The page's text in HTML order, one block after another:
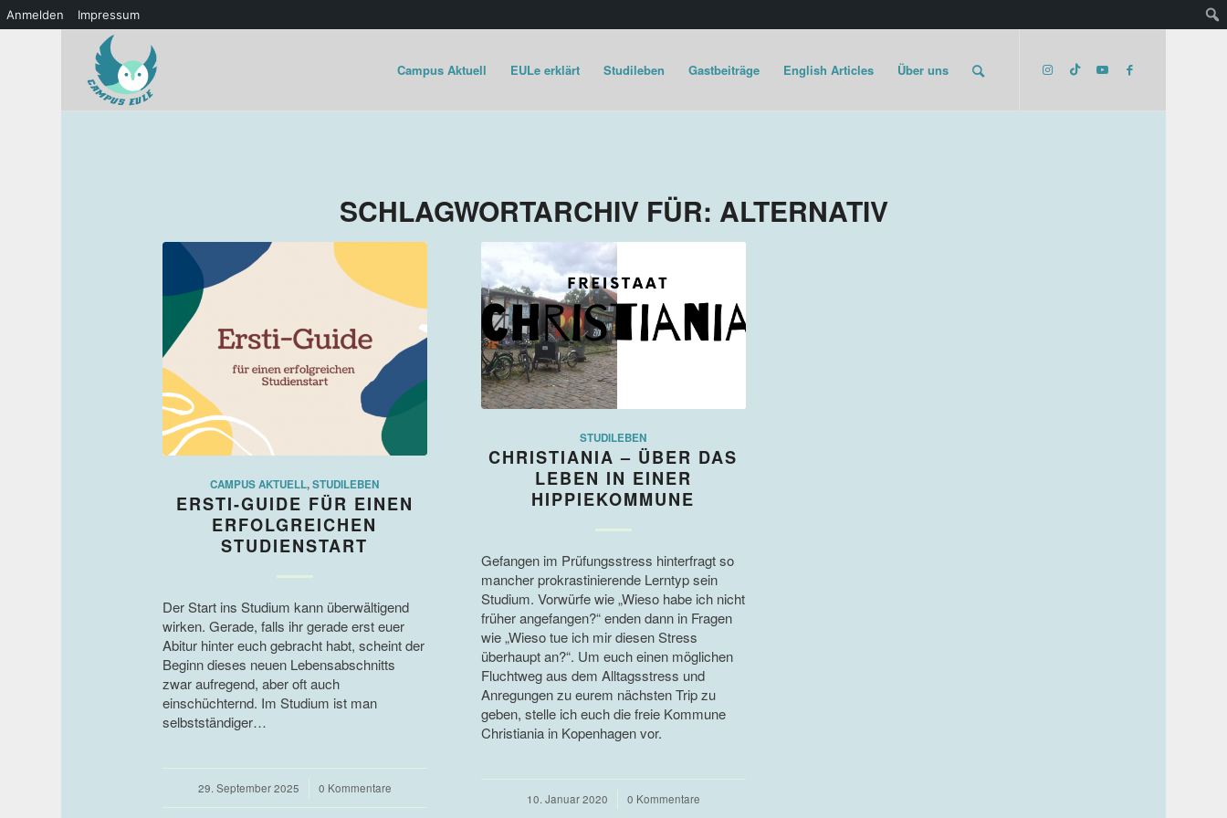
Anmelden Impressum
Campus Aktuell EULe erklärt Studileben Gastbeiträge English Articles Über uns
SCHLAGWORTARCHIV FÜR: ALTERNATIV
CAMPUS AKTUELL,STUDILEBEN
ERSTI-GUIDE FÜR EINEN
ERFOLGREICHEN
STUDIENSTART
Der Start ins Studium kann überwältigend
wirken. Gerade, falls ihr gerade erst euer
Abitur hinter euch gebracht habt, scheint der
Beginn dieses neuen Lebensabschnitts
zwar aufregend, aber oft auch
einschüchternd. Im Studium ist man
selbstständiger…
29. September 2025
/ 0 Kommentare
STUDILEBEN
CHRISTIANIA – ÜBER DAS
LEBEN IN EINER
HIPPIEKOMMUNE
Gefangen im Prüfungsstress hinterfragt so
mancher prokrastinierende Lerntyp sein
Studium. Vorwürfe wie „Wieso habe ich nicht
früher angefangen?“ enden dann in Fragen
wie „Wieso tue ich mir diesen Stress
überhaupt an?“. Um euch einen möglichen
Fluchtweg aus dem Alltagsstress und
Anregungen zu eurem nächsten Trip zu
geben, stelle ich euch die freie Kommune
Christiania in Kopenhagen vor.
10. Januar 2020
/ 0 Kommentare